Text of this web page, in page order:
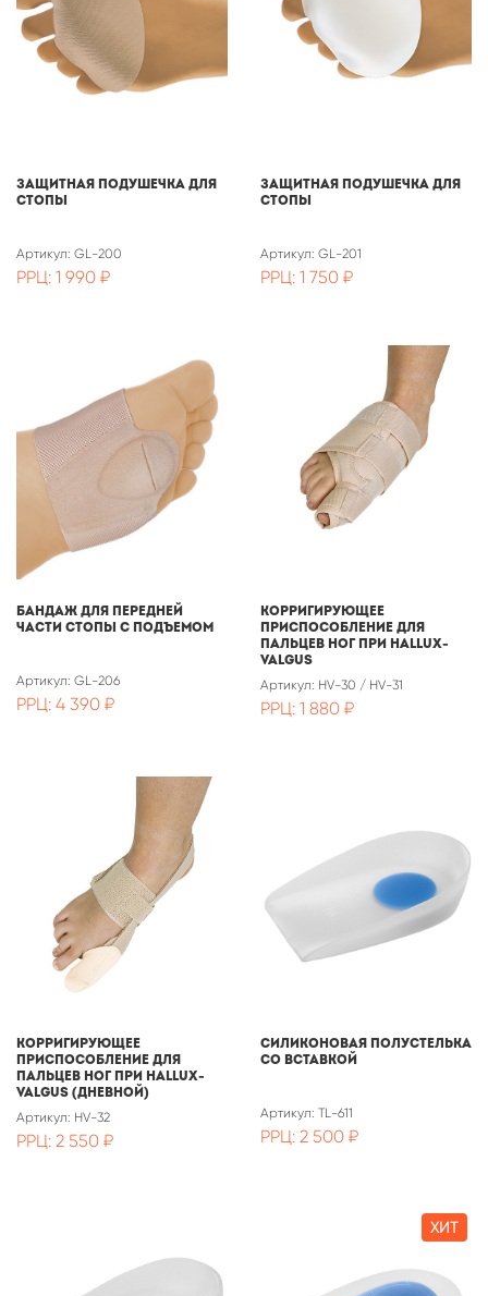
Защитная подушечка для
стопы
Артикул: GL-200
РРЦ: 1 990 ₽
Защитная подушечка для
стопы
Артикул: GL-201
РРЦ: 1 750 ₽
Бандаж для передней
части стопы с подъемом
Артикул: GL-206
РРЦ: 4 390 ₽
Корригирующее
приспособление для
пальцев ног при Hallux-
Valgus
Артикул: HV-30 / HV-31
РРЦ: 1 880 ₽
Корригирующее
приспособление для
пальцев ног при Hallux-
Valgus (дневной)
Артикул: HV-32
РРЦ: 2 550 ₽
Силиконовая полустелька
со вставкой
Артикул: TL-611
РРЦ: 2 500 ₽
ХИТ